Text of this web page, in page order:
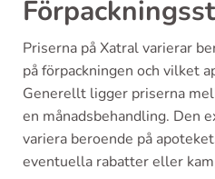
Priserna på Xatral varierar
på förpackningen och vilket
Generellt ligger priserna
en månadsbehandling. Den
variera beroende på
eventuella rabatter eller